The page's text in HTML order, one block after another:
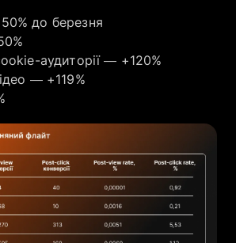
до березня
аудиторії — +120%
— +119%